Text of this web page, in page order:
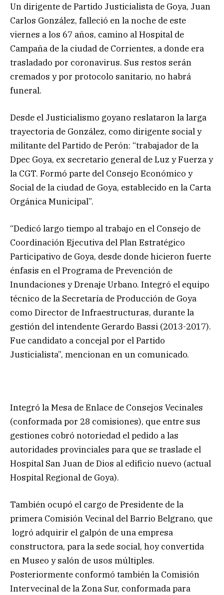
Un dirigente de Partido Justicialista de Goya, Juan
Carlos González, falleció en la noche de este
viernes a los 67 años, camino al Hospital de
Campaña de la ciudad de Corrientes, a donde era
trasladado por coronavirus. Sus restos serán
cremados y por protocolo sanitario, no habrá
funeral.
Desde el Justicialismo goyano reslataron la larga
trayectoria de González, como dirigente social y
militante del Partido de Perón: “trabajador de la
Dpec Goya, ex secretario general de Luz y Fuerza y
la CGT. Formó parte del Consejo Económico y
Social de la ciudad de Goya, establecido en la Carta
Orgánica Municipal”.
“Dedicó largo tiempo al trabajo en el Consejo de
Coordinación Ejecutiva del Plan Estratégico
Participativo de Goya, desde donde hicieron fuerte
énfasis en el Programa de Prevención de
Inundaciones y Drenaje Urbano. Integró el equipo
técnico de la Secretaría de Producción de Goya
como Director de Infraestructuras, durante la
gestión del intendente Gerardo Bassi (2013-2017).
Fue candidato a concejal por el Partido
Justicialista”, mencionan en un comunicado.
Integró la Mesa de Enlace de Consejos Vecinales
(conformada por 28 comisiones), que entre sus
gestiones cobró notoriedad el pedido a las
autoridades provinciales para que se traslade el
Hospital San Juan de Dios al edificio nuevo (actual
Hospital Regional de Goya).
También ocupó el cargo de Presidente de la
primera Comisión Vecinal del Barrio Belgrano, que
logró adquirir el galpón de una empresa
constructora, para la sede social, hoy convertida
en Museo y salón de usos múltiples.
Posteriormente conformó también la Comisión
Intervecinal de la Zona Sur, conformada para